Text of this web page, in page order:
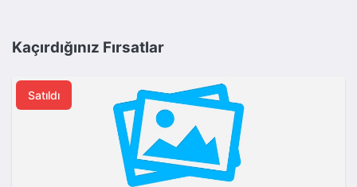
Kaçırdığınız Fırsatlar
Satıldı